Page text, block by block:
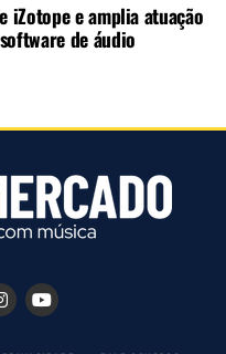
iZotope e amplia atuação
de áudio